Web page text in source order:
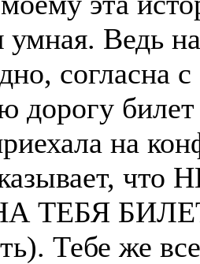
умная. Ведь
согласна
дорогу
на
ТЕБЯ БИЛЕТ
Тебе же